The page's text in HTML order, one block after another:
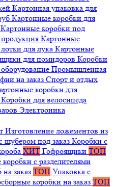
Картонная упаковка для
Картонные коробки для
Картонные коробки под
продукция Картонные
для лука Картонные
для помидоров Коробки
Промышленная
на заказ Спорт и отдых
коробки для
Коробки для велосипеда
Электроника
Изготовление ложементов из
шубером под заказ Коробки с
ХИТ Гофроящики ТОП
с разделителями
заказ ТОП Упаковка с
коробки на заказ ТОП